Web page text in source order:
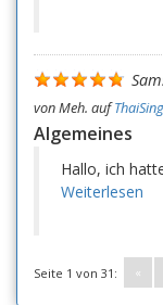
vonMeh. auf
Algemeines
Hallo, ich
Weiterlesen
Seite 1 von 31: «